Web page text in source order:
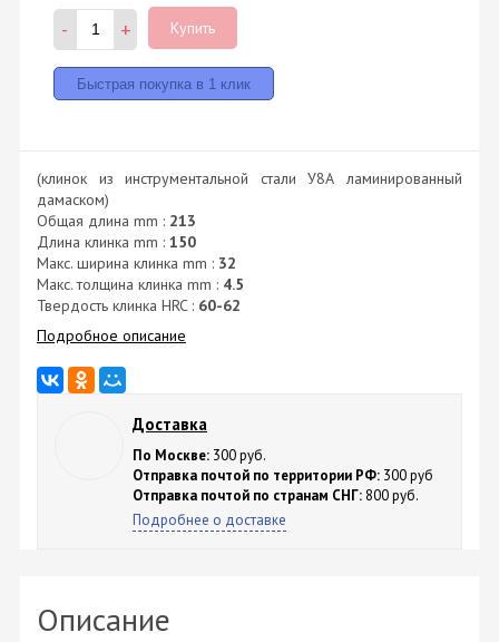
- + Купить
(клинок из инструментальной стали У8А ламинированный
дамаском)
Общая длина mm : 213
Длина клинка mm : 150
Макс. ширина клинка mm : 32
Макс. толщина клинка mm : 4.5
Твердость клинка HRC : 60-62
Подробное описание
Доставка
По Москве: 300 руб.
Отправка почтой по территории РФ: 300 руб
Отправка почтой по странам СНГ: 800 руб.
Подробнее о доставке
Описание